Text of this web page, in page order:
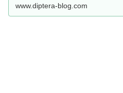
OCG】【遊戯王
www.diptera-blog.com